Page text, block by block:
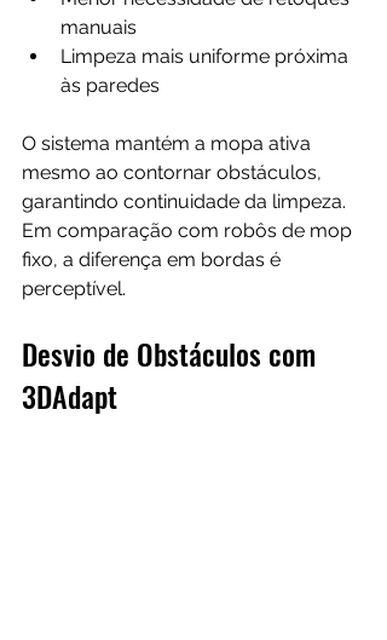
manuais
Limpeza mais uniforme próxima
às paredes
O sistema mantém a mopa ativa
mesmo ao contornar obstáculos,
garantindo continuidade da limpeza.
Em comparação com robôs de mop
fixo, a diferença em bordas é
perceptível.
Desvio de Obstáculos com
3DAdapt